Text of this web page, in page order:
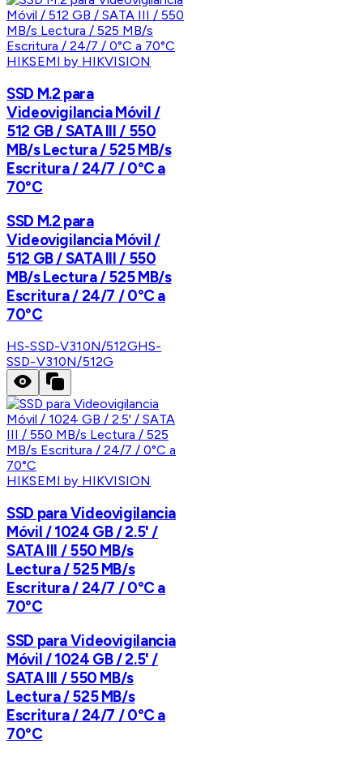
HIKSEMI by HIKVISION
SSD M.2 para
Videovigilancia Móvil /
512 GB / SATA III / 550
MB/s Lectura / 525 MB/s
Escritura / 24/7 / 0°C a
70°C
SSD M.2 para
Videovigilancia Móvil /
512 GB / SATA III / 550
MB/s Lectura / 525 MB/s
Escritura / 24/7 / 0°C a
70°C
HS-SSD-V310N/512GHS-
SSD-V310N/512G
HIKSEMI by HIKVISION
SSD para Videovigilancia
Móvil / 1024 GB / 2.5' /
SATA III / 550 MB/s
Lectura / 525 MB/s
Escritura / 24/7 / 0°C a
70°C
SSD para Videovigilancia
Móvil / 1024 GB / 2.5' /
SATA III / 550 MB/s
Lectura / 525 MB/s
Escritura / 24/7 / 0°C a
70°C